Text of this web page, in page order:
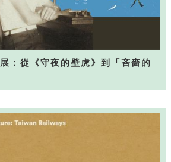
：從《守夜的壁虎》到「吝嗇的